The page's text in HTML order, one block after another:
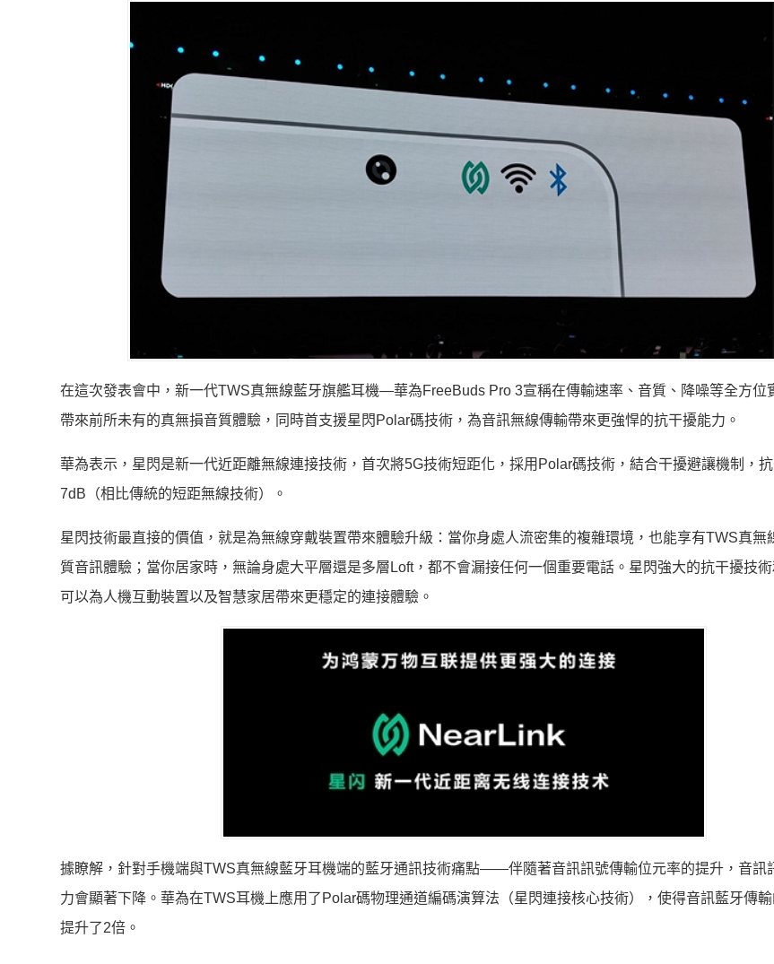
在這次發表會中，新一代TWS真無線藍牙旗艦耳機—華為FreeBuds Pro 3宣稱在傳輸速率、音質、降噪等全方位
帶來前所未有的真無損音質體驗，同時首支援星閃Polar碼技術，為音訊無線傳輸帶來更強悍的抗干擾能力。
華為表示，星閃是新一代近距離無線連接技術，首次將5G技術短距化，採用Polar碼技術，結合干擾避讓機制，
7dB（相比傳統的短距無線技術）。
星閃技術最直接的價值，就是為無線穿戴裝置帶來體驗升級：當你身處人流密集的複雜環境，也能享有TWS真無
質音訊體驗；當你居家時，無論身處大平層還是多層Loft，都不會漏接任何一個重要電話。星閃強大的抗干擾技
可以為人機互動裝置以及智慧家居帶來更穩定的連接體驗。
據瞭解，針對手機端與TWS真無線藍牙耳機端的藍牙通訊技術痛點——伴隨著音訊訊號傳輸位元率的提升，音訊
力會顯著下降。華為在TWS耳機上應用了Polar碼物理通道編碼演算法（星閃連接核心技術），使得音訊藍牙傳
提升了2倍。